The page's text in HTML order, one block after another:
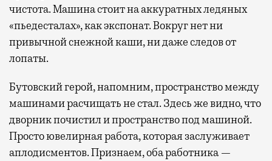
чистота. Машина стоит на аккуратных ледяных
«пьедесталах», как экспонат. Вокруг нет ни
привычной снежной каши, ни даже следов от
лопаты.
Бутовский герой, напомним, пространство между
машинами расчищать не стал. Здесь же видно, что
дворник почистил и пространство под машиной.
Просто ювелирная работа, которая заслуживает
аплодисментов. Признаем, оба работника —